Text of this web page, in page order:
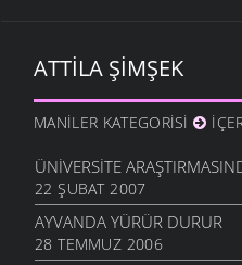
ATTILA ŞIMŞEK
MANILER KATEGORISI
ÜNIVERSITE
22 ŞUBAT 2007
AYVANDA YÜRÜR DURUR
28 TEMMUZ 2006